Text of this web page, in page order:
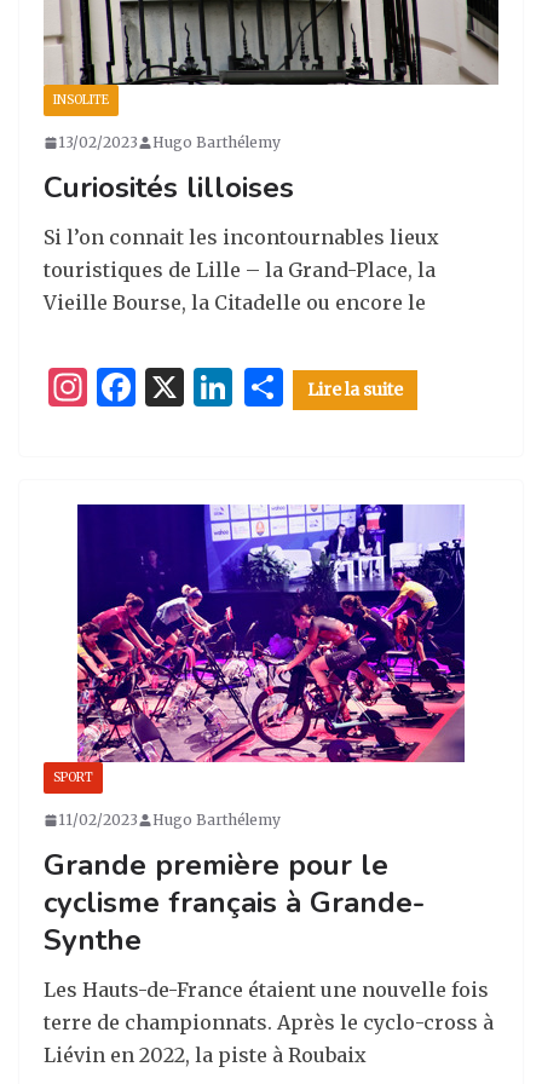
INSOLITE
13/02/2023 Hugo Barthélemy
Curiosités lilloises
Si l’on connait les incontournables lieux
touristiques de Lille – la Grand-Place, la
Vieille Bourse, la Citadelle ou encore le
I
a
m
F
e
b
o
o
k
X
Li
e
dI
n
ar
g
er
Lire la suite
SPORT
11/02/2023 Hugo Barthélemy
Grande première pour le
cyclisme français à Grande-
Synthe
Les Hauts-de-France étaient une nouvelle fois
terre de championnats. Après le cyclo-cross à
Liévin en 2022, la piste à Roubaix